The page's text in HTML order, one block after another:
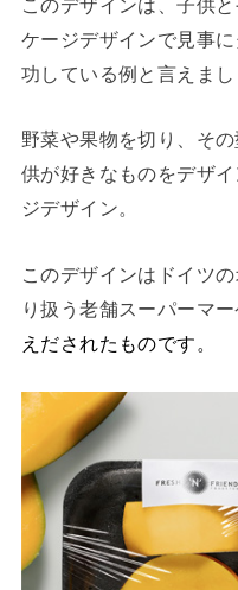
このデザインは、子供
ケージデザインで見事
功している例と言えまし
野菜や果物を切り、そ
供が好きなものをデザ
ジデザイン。
このデザインはドイツ
り扱う老舗スーパーマー
えだされたものです。